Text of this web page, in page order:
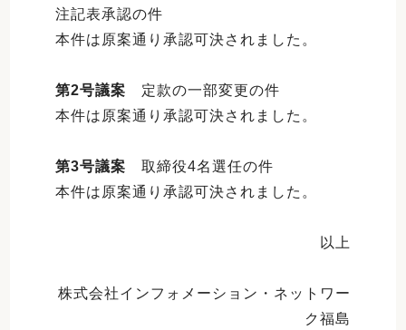
注記表承認の件
本件は原案通り承認可決されました。
第2号議案 定款の一部変更の件
本件は原案通り承認可決されました。
第3号議案 取締役4名選任の件
本件は原案通り承認可決されました。
以上
株式会社インフォメーション・ネットワー
ク福島